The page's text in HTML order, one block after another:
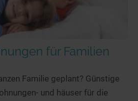
für Familien
Familie geplant? Günstige
und häuser für die